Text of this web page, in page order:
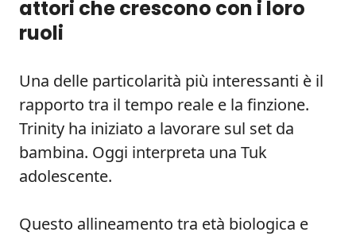
attori che crescono con i loro
ruoli
Una delle particolarità più interessanti è il
rapporto tra il tempo reale e la finzione.
Trinity ha iniziato a lavorare sul set da
bambina. Oggi interpreta una Tuk
adolescente.
Questo allineamento tra età biologica e